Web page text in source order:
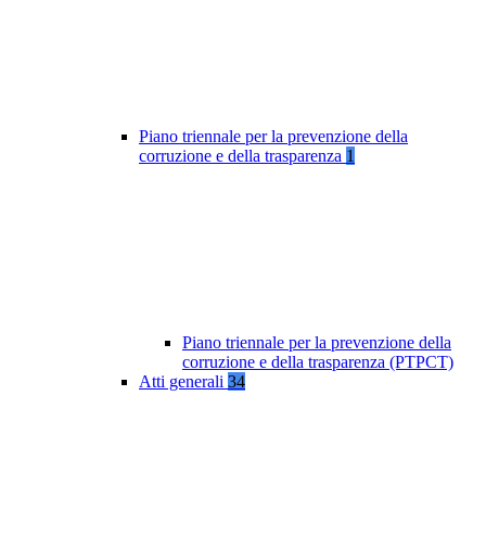
Piano triennale per la prevenzione della
corruzione e della trasparenza 1
Piano triennale per la prevenzione della
corruzione e della trasparenza (PTPCT)
Atti generali 34